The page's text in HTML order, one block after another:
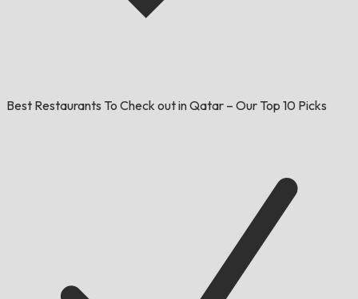
Best Restaurants To Check out in Qatar – Our Top 10 Picks